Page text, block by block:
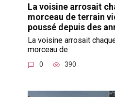
La voisine arrosait
morceau de terrain
poussé depuis des
La voisine arrosait
morceau de
0 390